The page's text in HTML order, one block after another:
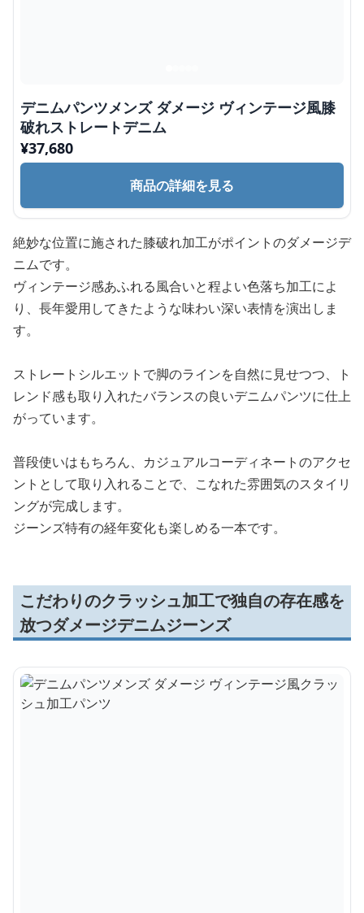
デニムパンツメンズ ダメージ ヴィンテージ風膝
破れストレートデニム
¥37,680
商品の詳細を見る
絶妙な位置に施された膝破れ加工がポイントのダメージデ
ニムです。
ヴィンテージ感あふれる風合いと程よい色落ち加工によ
り、長年愛用してきたような味わい深い表情を演出しま
す。
ストレートシルエットで脚のラインを自然に見せつつ、ト
レンド感も取り入れたバランスの良いデニムパンツに仕上
がっています。
普段使いはもちろん、カジュアルコーディネートのアクセ
ントとして取り入れることで、こなれた雰囲気のスタイリ
ングが完成します。
ジーンズ特有の経年変化も楽しめる一本です。
こだわりのクラッシュ加工で独自の存在感を
放つダメージデニムジーンズ